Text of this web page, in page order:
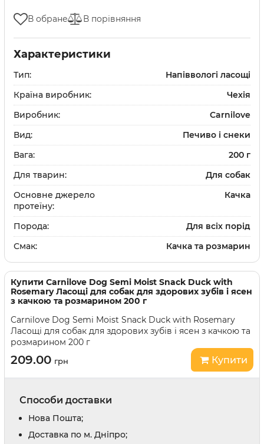
В обране В порівняння
Характеристики
Тип:
Напіввологі ласощі
Країна виробник:
Чехія
Виробник:
Carnilove
Вид:
Печиво і снеки
Вага:
200 г
Для тварин:
Для собак
Основне джерело
протеїну:
Качка
Порода:
Для всіх порід
Смак:
Качка та розмарин
Купити Carnilove Dog Semi Moist Snack Duck with
Rosemary Ласощі для собак для здорових зубів і ясен
з качкою та розмарином 200 г
Carnilove Dog Semi Moist Snack Duck with Rosemary
Ласощі для собак для здорових зубів і ясен з качкою та
розмарином 200 г
209.00 грн Купити
Способи доставки
Нова Пошта;
Доставка по м. Дніпро;